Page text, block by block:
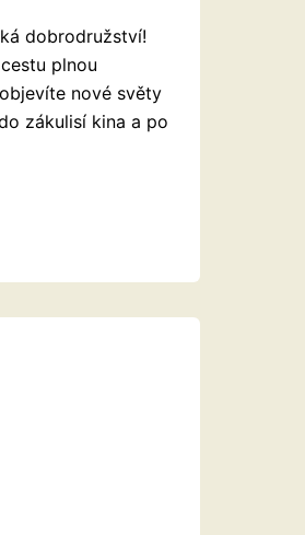
dobrodružství!
plnou
nové světy
zákulisí kina a po